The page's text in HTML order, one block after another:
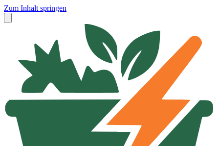
Zum Inhalt springen